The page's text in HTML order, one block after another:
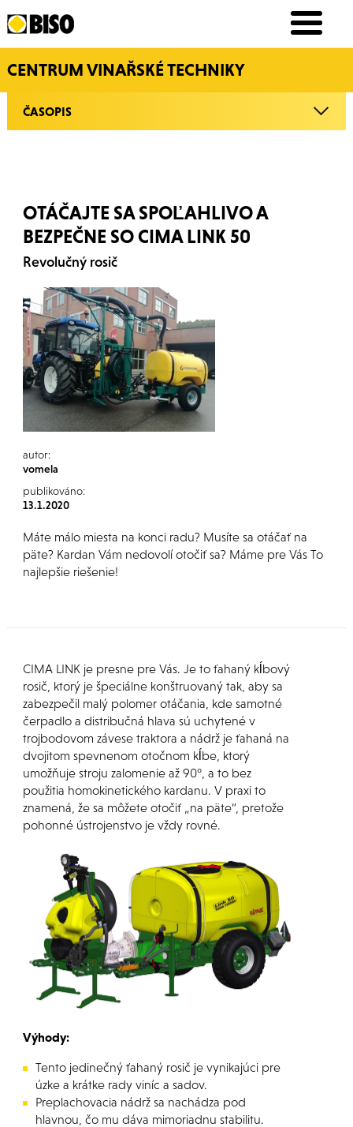
CENTRUM VINAŘSKÉ TECHNIKY
ČASOPIS
OTÁČAJTE SA SPOĽAHLIVO A
BEZPEČNE SO CIMA LINK 50
Revolučný rosič
autor:
vomela
publikováno:
13.1.2020
Máte málo miesta na konci radu? Musíte sa otáčať na
päte? Kardan Vám nedovolí otočiť sa? Máme pre Vás To
najlepšie riešenie!
CIMA LINK je presne pre Vás. Je to ťahaný kĺbový
rosič, ktorý je špeciálne konštruovaný tak, aby sa
zabezpečil malý polomer otáčania, kde samotné
čerpadlo a distribučná hlava sú uchytené v
trojbodovom závese traktora a nádrž je ťahaná na
dvojitom spevnenom otočnom kĺbe, ktorý
umožňuje stroju zalomenie až 90°, a to bez
použitia homokinetického kardanu. V praxi to
znamená, že sa môžete otočiť „na päte“, pretože
pohonné ústrojenstvo je vždy rovné.
Výhody:
Tento jedinečný ťahaný rosič je vynikajúci pre
úzke a krátke rady viníc a sadov.
Preplachovacia nádrž sa nachádza pod
hlavnou, čo mu dáva mimoriadnu stabilitu.